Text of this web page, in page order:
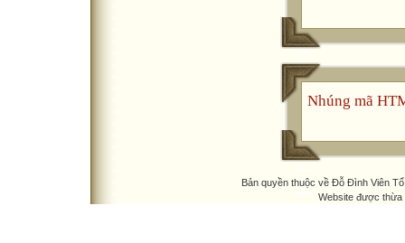
Nhúng mã
Bản quyền thuộc về Đỗ Đình Viên
Website được